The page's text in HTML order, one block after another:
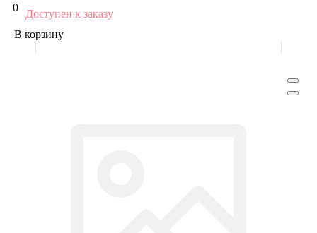
0
Доступен к заказу
В корзину